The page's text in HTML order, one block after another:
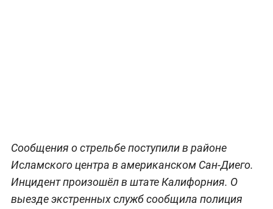
Сообщения о стрельбе поступили в районе
Исламского центра в американском Сан-Диего.
Инцидент произошёл в штате Калифорния. О
выезде экстренных служб сообщила полиция